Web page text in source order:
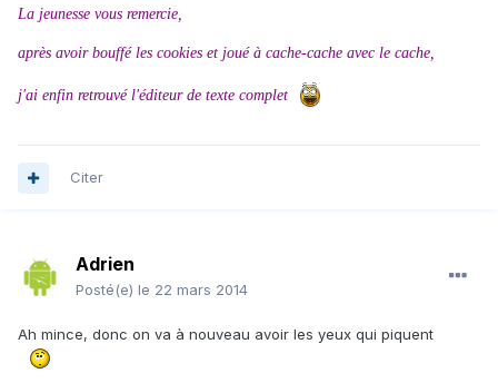
La jeunesse vous remercie,
après avoir bouffé les cookies et joué à cache-cache avec le cache,
j'ai enfin retrouvé l'éditeur de texte complet
Citer
Adrien
Posté(e) le 22 mars 2014
Ah mince, donc on va à nouveau avoir les yeux qui piquent